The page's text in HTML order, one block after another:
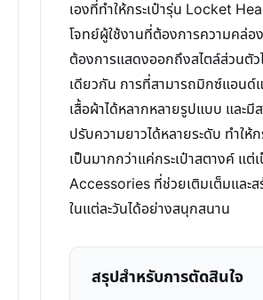
เองที่ทำให้กระเป๋ารุ่น Locket
โจทย์ผู้ใช้งานที่ต้องการความคล่อ
ต้องการแสดงออกถึงสไตล์ส่วนตัว
เดียวกัน การที่สามารถมิกซ์แอน
เสื้อผ้าได้หลากหลายรูปแบบ และมี
ปรับความยาวได้หลายระดับ ทำให้ก
เป็นมากกว่าแค่กระเป๋าสตางค์ แต่
Accessories ที่ช่วยเติมเต็มและส
ในแต่ละวันได้อย่างสนุกสนาน
สรุปสำหรับการตัดสินใจ